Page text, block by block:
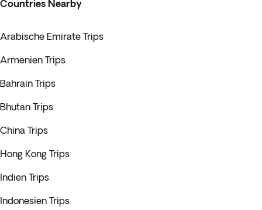
Countries Nearby
Arabische Emirate Trips
Armenien Trips
Bahrain Trips
Bhutan Trips
China Trips
Hong Kong Trips
Indien Trips
Indonesien Trips